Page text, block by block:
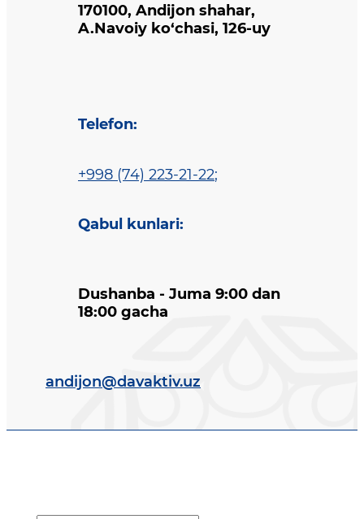
170100, Andijon shahar,
A.Navoiy ko‘chasi, 126-uy
Telefon:
+998 (74) 223-21-22;
Qabul kunlari:
Dushanba - Juma 9:00 dan
18:00 gacha
andijon@davaktiv.uz